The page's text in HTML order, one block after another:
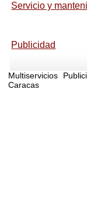
Servicio y
Publicidad
Multiservicios
Caracas